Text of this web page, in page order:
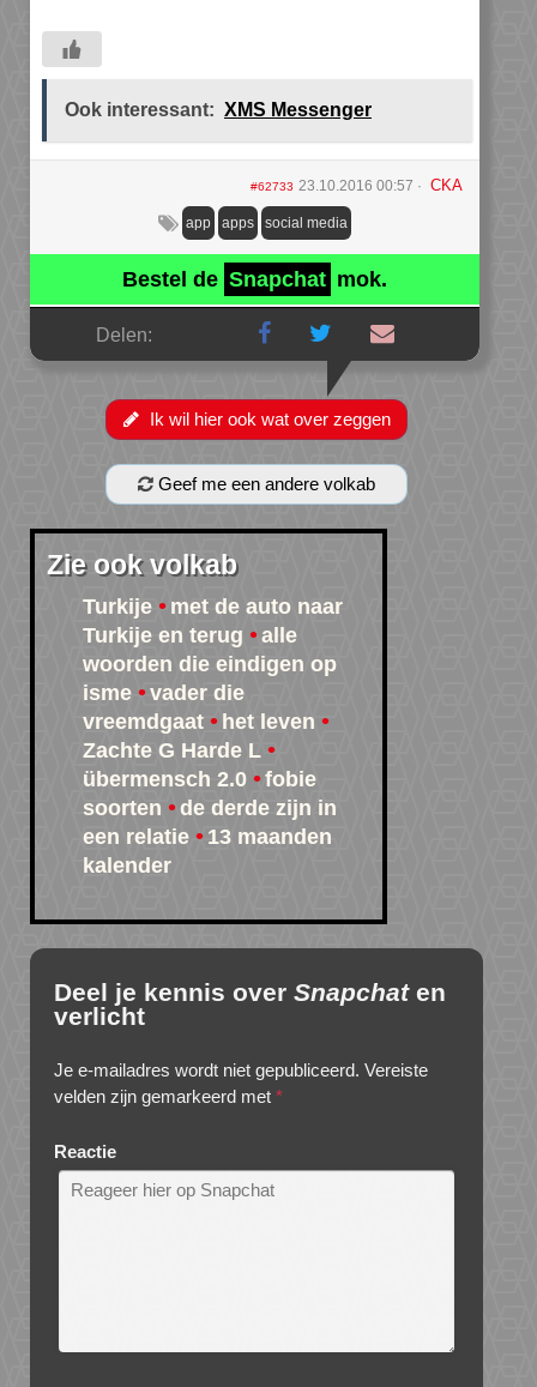
Ook interessant: XMS Messenger
#62733 23.10.2016 00:57 CKA
app apps social media
Bestel de Snapchat mok.
Delen:
Ik wil hier ook wat over zeggen
Geef me een andere volkab
Zie ook volkab
Turkije
met de auto naar
Turkije en terug
alle
woorden die eindigen op
isme
vader die
vreemdgaat
het leven
Zachte G Harde L
übermensch 2.0
fobie
soorten
de derde zijn in
een relatie
13 maanden
kalender
Deel je kennis over Snapchaten
verlicht
Je e-mailadres wordt niet gepubliceerd. Vereiste
velden zijn gemarkeerd met *
Reactie